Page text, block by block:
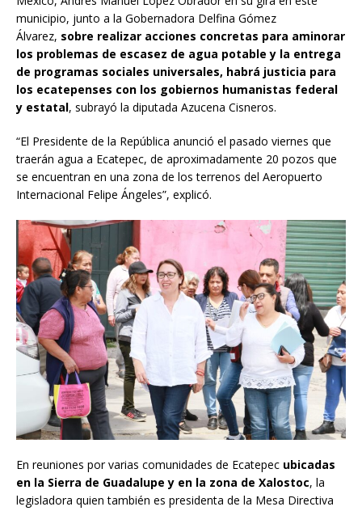
municipio, junto a la Gobernadora Delfina Gómez
Álvarez, sobre realizar acciones concretas para aminorar
los problemas de escasez de agua potable y la entrega
de programas sociales universales, habrá justicia para
los ecatepenses con los gobiernos humanistas federal
y estatal, subrayó la diputada Azucena Cisneros.
“El Presidente de la República anunció el pasado viernes que
traerán agua a Ecatepec, de aproximadamente 20 pozos que
se encuentran en una zona de los terrenos del Aeropuerto
Internacional Felipe Ángeles”, explicó.
En reuniones por varias comunidades de Ecatepec ubicadas
en la Sierra de Guadalupe y en la zona de Xalostoc, la
legisladora quien también es presidenta de la Mesa Directiva